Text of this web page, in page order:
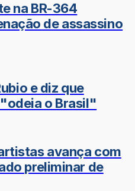
na BR-364
de assassino
e diz que
o Brasil"
avança com
preliminar de